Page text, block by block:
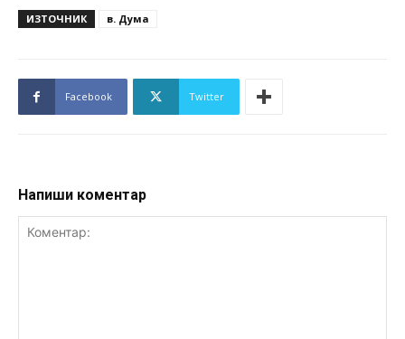
ИЗТОЧНИК в. Дума
Facebook Twitter
Напиши коментар